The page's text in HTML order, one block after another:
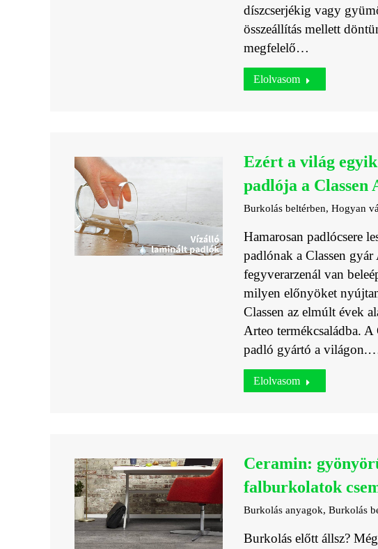
díszcserjékig vagy
összeállítás mellett
megfelelő…
Elolvasom
Ezért a világ
padlója a Classen
Burkolás beltérben, Hogyan
Hamarosan padlócsere
padlónak a Classen gyár
fegyverarzenál van
milyen előnyöket
Classen az elmúlt évek
Arteo termékcsaládba.
padló gyártó a
Elolvasom
Ceramin:
falburkolatok
Burkolás anyagok, Burkolás
Burkolás előtt állsz?